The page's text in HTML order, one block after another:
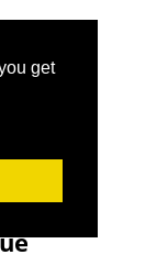
get
néo-
En termes
axée